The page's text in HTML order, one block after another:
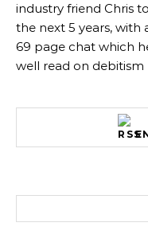
industry friend Chris
the next 5 years, with
69 page chat which
well read on